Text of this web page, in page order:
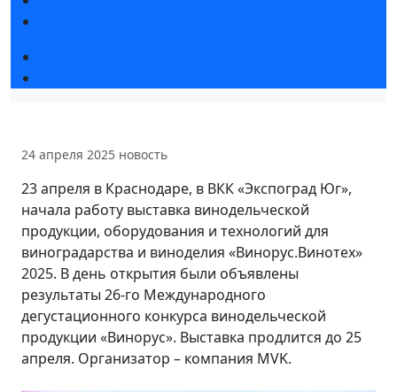
24 апреля 2025 новость
23 апреля в Краснодаре, в ВКК «Экспоград Юг»,
начала работу выставка винодельческой
продукции, оборудования и технологий для
виноградарства и виноделия «Винорус.Винотех»
2025. В день открытия были объявлены
результаты 26-го Международного
дегустационного конкурса винодельческой
продукции «Винорус». Выставка продлится до 25
апреля. Организатор – компания MVK.